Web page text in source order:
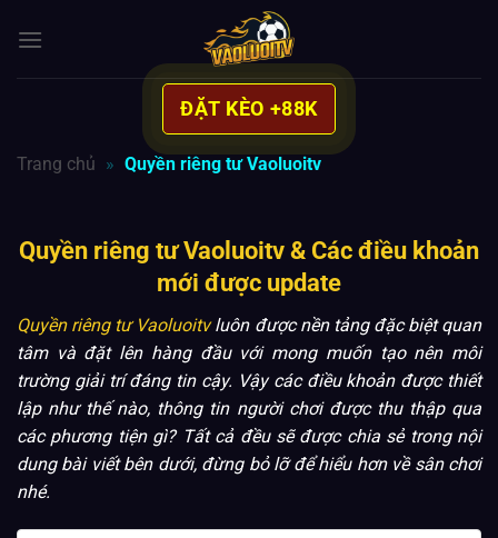
qua
ĐẶT KÈO +88K
Trang chủ » Quyền riêng tư Vaoluoitv
Quyền riêng tư Vaoluoitv & Các điều khoản
mới được update
Quyền riêng tư Vaoluoitvluôn được nền tảng đặc biệt quan
tâm và đặt lên hàng đầu với mong muốn tạo nên môi
trường giải trí đáng tin cậy. Vậy các điều khoản được thiết
lập như thế nào, thông tin người chơi được thu thập qua
các phương tiện gì? Tất cả đều sẽ được chia sẻ trong nội
dung bài viết bên dưới, đừng bỏ lỡ để hiểu hơn về sân chơi
nhé.